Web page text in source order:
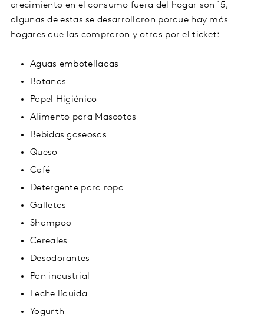
crecimiento en el consumo fuera del hogar son 15,
algunas de estas se desarrollaron porque hay más
hogares que las compraron y otras por el ticket:
Aguas embotelladas
Botanas
Papel Higiénico
Alimento para Mascotas
Bebidas gaseosas
Queso
Café
Detergente para ropa
Galletas
Shampoo
Cereales
Desodorantes
Pan industrial
Leche líquida
Yogurth